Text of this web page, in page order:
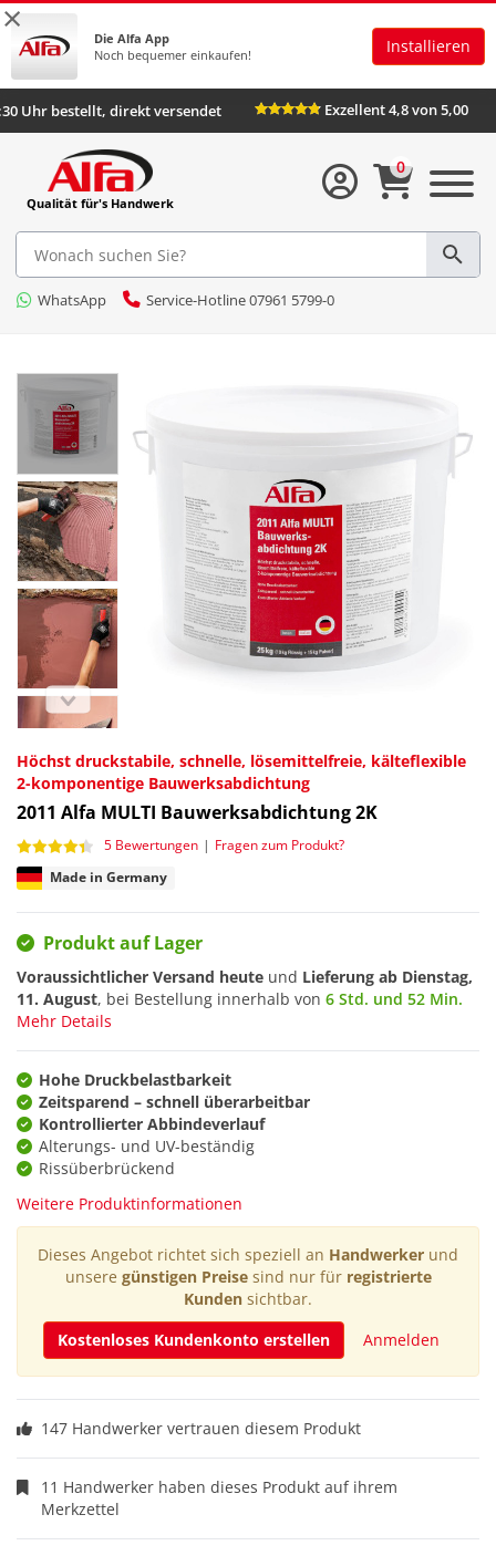
×
Die Alfa App
Noch bequemer einkaufen!
Installieren
Bis 16:30 Uhr bestellt, direkt versendet Exzellent 4,8
Qualität für's Handwerk
WhatsApp Service-Hotline 07961 5799-0
0
Höchst druckstabile, schnelle, lösemittelfreie, kälteflexible
2-komponentige Bauwerksabdichtung
2011 Alfa MULTI Bauwerksabdichtung 2K
5 Bewertungen | Fragen zum Produkt?
Made in Germany
Produkt auf Lager
Voraussichtlicher Versand heute und Lieferung ab Dienstag,
11. August, bei Bestellung innerhalb von 6 Std. und 52 Min.
Mehr Details
Hohe Druckbelastbarkeit
Zeitsparend – schnell überarbeitbar
Kontrollierter Abbindeverlauf
Alterungs- und UV-beständig
Rissüberbrückend
Weitere Produktinformationen
Dieses Angebot richtet sich speziell an Handwerker und
unsere günstigen Preisesind nur für registrierte
Kunden sichtbar.
Kostenloses Kundenkonto erstellen
Anmelden
147 Handwerker vertrauen diesem Produkt
11 Handwerker haben dieses Produkt auf ihrem
Merkzettel